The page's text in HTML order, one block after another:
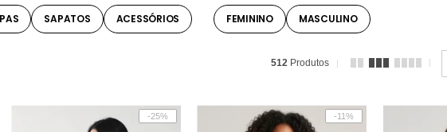
SAPATOS ACESSÓRIOS FEMININO MASCULINO
512 Produtos
-25% -11%